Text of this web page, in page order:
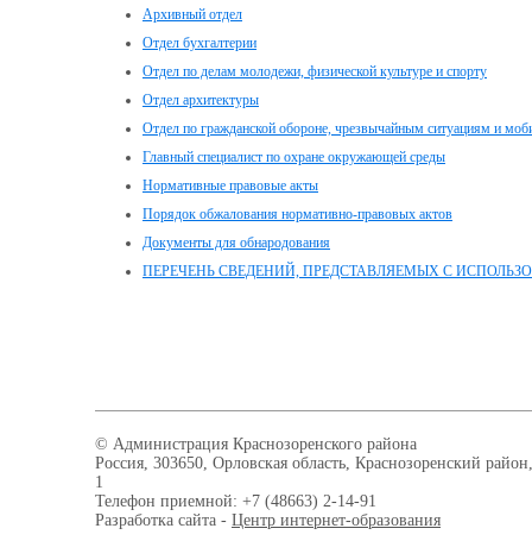
Архивный отдел
Отдел бухгалтерии
Отдел по делам молодежи, физической культуре и спорту
Отдел архитектуры
Отдел по гражданской обороне, чрезвычайным ситуациям и
Главный специалист по охране окружающей среды
Нормативные правовые акты
Порядок обжалования нормативно-правовых актов
Документы для обнародования
ПЕРЕЧЕНЬ СВЕДЕНИЙ, ПРЕДСТАВЛЯЕМЫХ С
© Администрация Краснозоренского района
Россия, 303650, Орловская область, Краснозоренский
1
Телефон приемной: +7 (48663) 2-14-91
Разработка сайта - Центр интернет-образования